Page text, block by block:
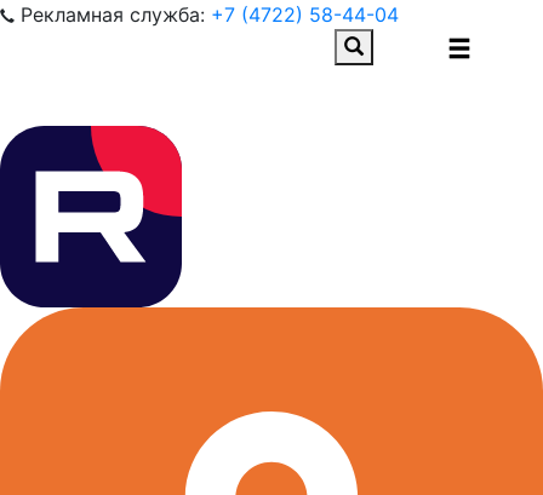
Рекламная служба: +7 (4722) 58-44-04